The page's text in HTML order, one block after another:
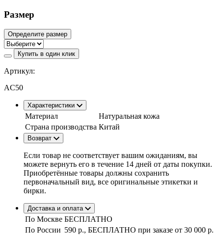
Размер
Определите размер
Купить в один клик
Артикул:
AC50
Характеристики
Материал
Натуральная кожа
Страна производства Китай
Возврат
Если товар не соответствует вашим ожиданиям, вы
можете вернуть его в течение 14 дней от даты покупки.
Приобретённые товары должны сохранить
первоначальный вид, все оригинальные этикетки и
бирки.
Доставка и оплата
По Москве БЕСПЛАТНО
По России 590 р., БЕСПЛАТНО при заказе от 30 000 р.